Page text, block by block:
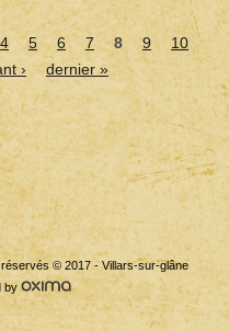
4 5 6 7 8 9
10
› dernier »
© 2017 - Villars-sur-glâne
by